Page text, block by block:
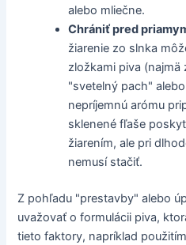
alebo mliečne.
Chrániť pred
žiarenie zo slnka
zložkami piva
"svetelný pach"
nepríjemnú arómu
sklenené fľaše
žiarením, ale pri
nemusí stačiť.
Z pohľadu "prestavby" alebo
uvažovať o formulácii piva,
tieto faktory, napríklad